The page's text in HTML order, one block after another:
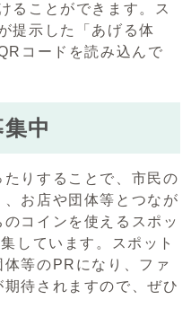
ることができます。ス
提示した「あげる体
コードを読み込んで
中
たりすることで、市民の
お店や団体等とつなが
コインを使えるスポッ
しています。スポット
等のPRになり、ファ
待されますので、ぜひ